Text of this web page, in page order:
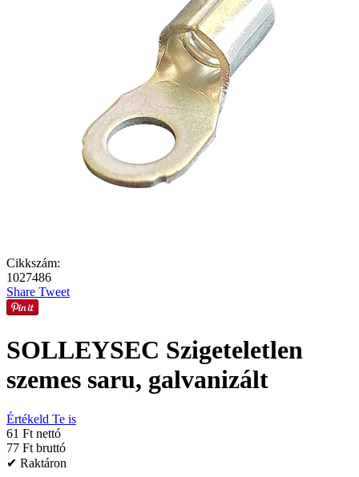
Cikkszám:
1027486
Share Tweet
SOLLEYSEC Szigeteletlen
szemes saru, galvanizált
Értékeld Te is
61 Ft nettó
77 Ft bruttó
✔ Raktáron